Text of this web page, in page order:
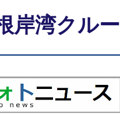
岸湾クル